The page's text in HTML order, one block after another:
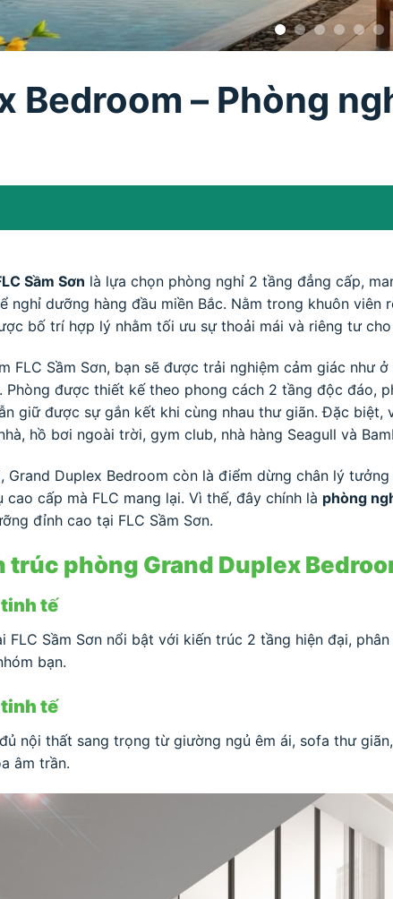
Bedroom – Phòng
Sầm Sơn là lựa chọn phòng nghỉ 2 tầng đẳng cấp,
nghỉ dưỡng hàng đầu miền Bắc. Nằm trong khuôn
bố trí hợp lý nhằm tối ưu sự thoải mái và riêng tư
FLC Sầm Sơn, bạn sẽ được trải nghiệm cảm giác
được thiết kế theo phong cách 2 tầng độc đáo,
giữ được sự gắn kết khi cùng nhau thư giãn. Đặc
hồ bơi ngoài trời, gym club, nhà hàng Seagull và
Grand Duplex Bedroom còn là điểm dừng chân lý
cấp mà FLC mang lại. Vì thế, đây chính là phòng
đỉnh cao tại FLC Sầm Sơn.
trúc phòng Grand Duplex
tế
FLC Sầm Sơn nổi bật với kiến trúc 2 tầng hiện đại,
bạn.
tế
nội thất sang trọng từ giường ngủ êm ái, sofa thư
âm trần.